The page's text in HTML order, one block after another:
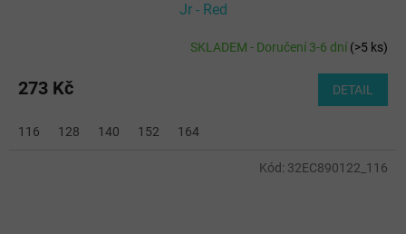
Jr - Red
SKLADEM - Doručení 3-6 dní(>5 ks)
273 Kč DETAIL
116 128 140 152 164
Kód: 32EC890122_116